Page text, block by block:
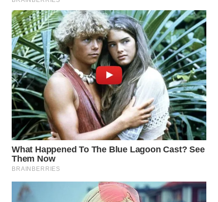
KALTIM
WN
SULSEL
WN
GORONTALO
WN
SULUT
WN
MALUKU
WN
MALUT